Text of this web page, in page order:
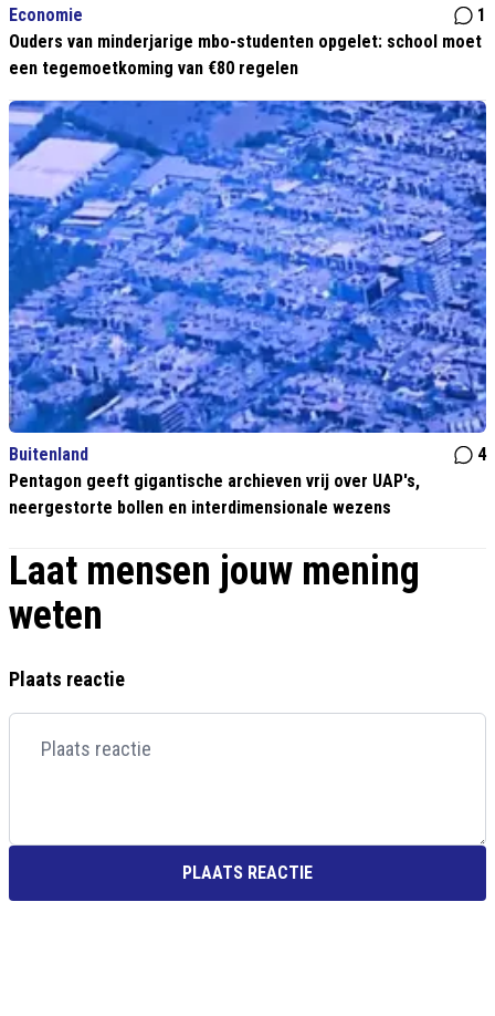
Economie
1
Ouders van minderjarige mbo-studenten opgelet: school moet
een tegemoetkoming van €80 regelen
Buitenland
4
Pentagon geeft gigantische archieven vrij over UAP's,
neergestorte bollen en interdimensionale wezens
Laat mensen jouw mening
weten
Plaats reactie
PLAATS REACTIE